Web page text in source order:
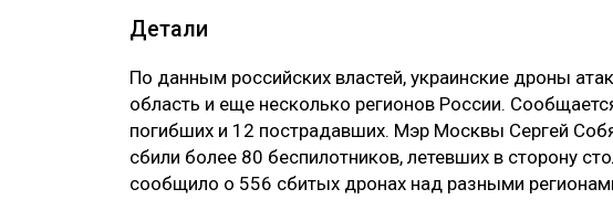
Детали
По данным российских властей, украинские дроны
область и еще несколько регионов России.
погибших и 12 пострадавших. Мэр Москвы Сергей
сбили более 80 беспилотников, летевших в сторону
сообщило о 556 сбитых дронах над разными